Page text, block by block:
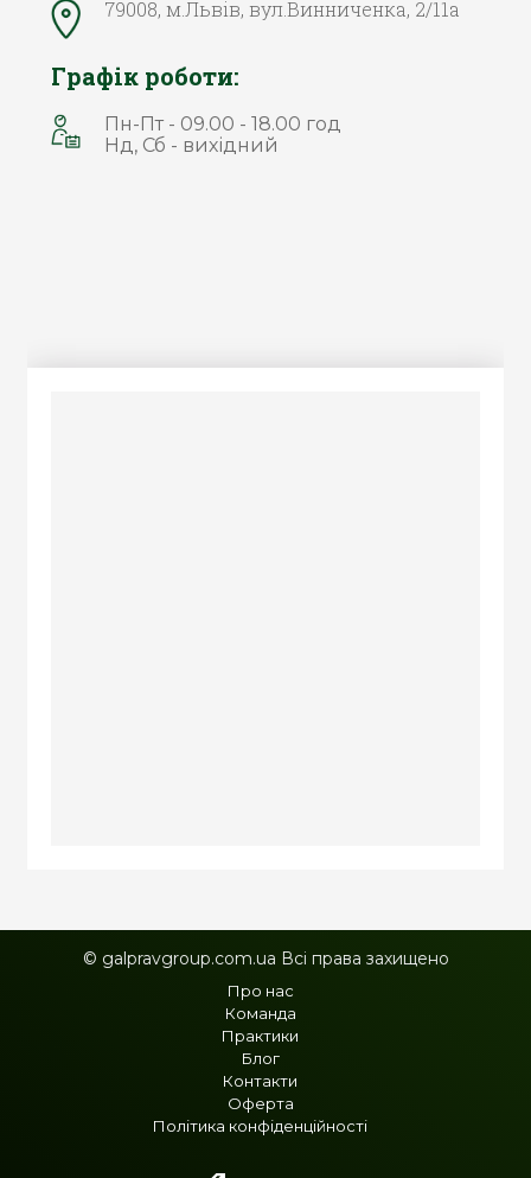
79008, м.Львів, вул.Винниченка, 2/11а
Графік роботи:
Пн-Пт - 09.00 - 18.00 год
Нд, Сб - вихідний
© galpravgroup.com.ua Всі права захищено
Про нас
Команда
Практики
Блог
Контакти
Оферта
Політика конфіденційності